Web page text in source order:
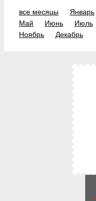
все месяцы Январь
Май
Июнь Июль
Ноябрь
Декабрь